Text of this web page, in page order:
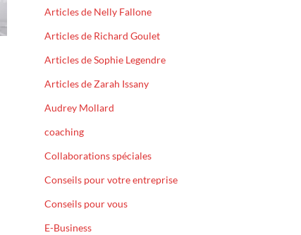
Articles de Nelly Fallone
Articles de Richard Goulet
Articles de Sophie Legendre
Articles de Zarah Issany
Audrey Mollard
coaching
Collaborations spéciales
Conseils pour votre entreprise
Conseils pour vous
E-Business